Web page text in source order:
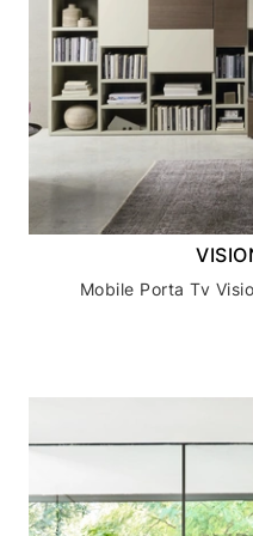
Mobile Porta Tv